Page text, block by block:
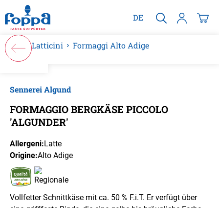
principale
DE
Latticini Formaggi Alto Adige
Sennerei Algund
FORMAGGIO BERGKÄSE PICCOLO
'ALGUNDER'
Allergeni:Latte
Origine:Alto Adige
Vollfetter Schnittkäse mit ca. 50 % F.i.T. Er verfügt über